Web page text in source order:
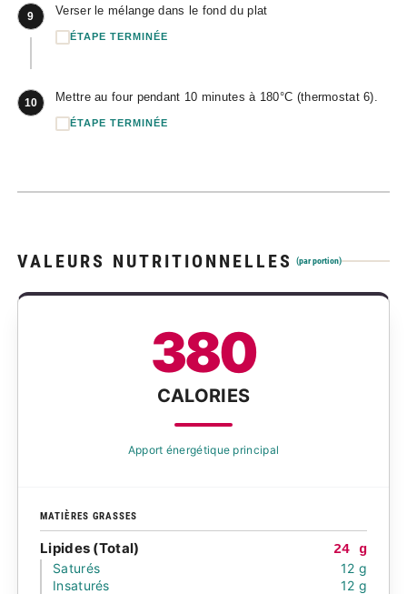
9 Verser le mélange dans le fond du plat
ÉTAPE TERMINÉE
10 Mettre au four pendant 10 minutes à 180°C (thermostat 6).
ÉTAPE TERMINÉE
VALEURS NUTRITIONNELLES (par portion)
380
CALORIES
Apport énergétique principal
MATIÈRES GRASSES
Lipides (Total)
24 g
Saturés
12 g
Insaturés
12 g